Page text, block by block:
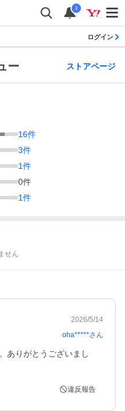
i
ログイン
ー ストアページ
16件
3件
1件
0件
1件
せん
2026/5/14
oha*****さん
ありがとうございまし
違反報告